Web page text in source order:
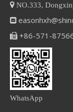
 NO.333,

 +86-571-
WhatsApp